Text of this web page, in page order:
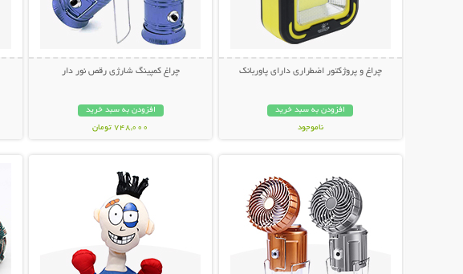
چراغ و پروژکتور اضطراری دارای پاوربانک
افزودن به سبد خرید
ناموجود
چراغ کمپینگ شارژی رقص نور دار
افزودن به سبد خرید
748,000 تومان